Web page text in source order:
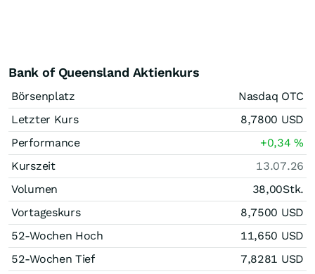
Bank of Queensland Aktienkurs
Börsenplatz
Nasdaq OTC
Letzter Kurs
8,7800 USD
Performance
+0,34%
Kurszeit
13.07.26
Volumen
38,00Stk.
Vortageskurs
8,7500 USD
52-Wochen Hoch
11,650 USD
52-Wochen Tief
7,8281 USD